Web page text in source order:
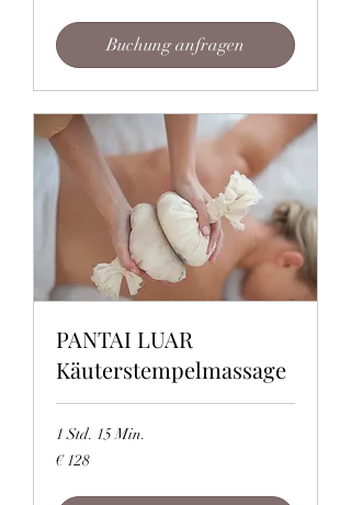
Buchung anfragen
PANTAI LUAR
Käuterstempelmassage
1 Std. 15 Min.
128
Euro
€ 128